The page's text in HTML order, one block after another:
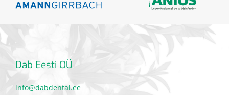
Dab Eesti OÜ
info@dabdental.ee